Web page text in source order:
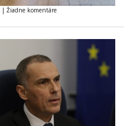
| Žiadne komentáre